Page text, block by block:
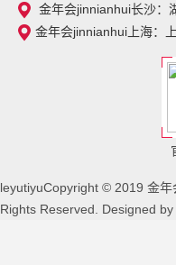
金年会jinnianhui长沙：
金年会jinnianhui上海：
leyutiyuCopyright © 2019 金
Rights Reserved. Designed by